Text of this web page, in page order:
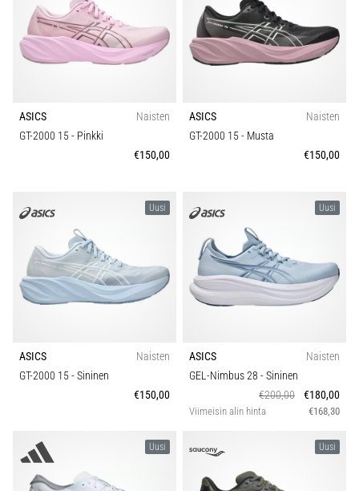
ASICS
Naisten
GT-2000 15- Pinkki
€150,00
ASICS
Naisten
GT-2000 15- Musta
€150,00
Uusi
ASICS
Naisten
GT-2000 15- Sininen
€150,00
Uusi
ASICS
Naisten
GEL-Nimbus 28 - Sininen
€200,00
€180,00
Viimeisin alin hinta €168,30
Uusi Uusi